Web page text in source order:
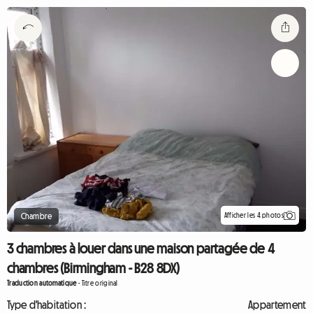
Chambre Afficher les 4 photos
3 chambres à louer dans une maison partagée de 4
chambres (Birmingham - B28 8DX)
Traduction automatique-Titre original
Type d'habitation :
Appartement